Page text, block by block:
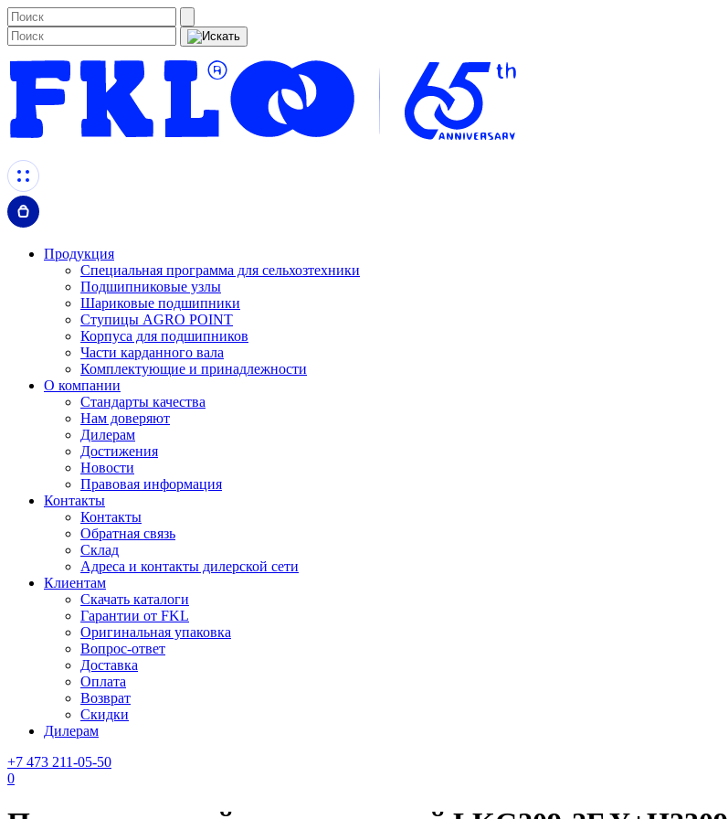
Продукция
Специальная программа для сельхозтехники
Подшипниковые узлы
Шариковые подшипники
Ступицы AGRO POINT
Корпуса для подшипников
Части карданного вала
Комплектующие и принадлежности
О компании
Стандарты качества
Нам доверяют
Дилерам
Достижения
Новости
Правовая информация
Контакты
Контакты
Обратная связь
Склад
Адреса и контакты дилерской сети
Клиентам
Скачать каталоги
Гарантии от FKL
Оригинальная упаковка
Вопрос-ответ
Доставка
Оплата
Возврат
Скидки
Дилерам
+7 473 211-05-50
0